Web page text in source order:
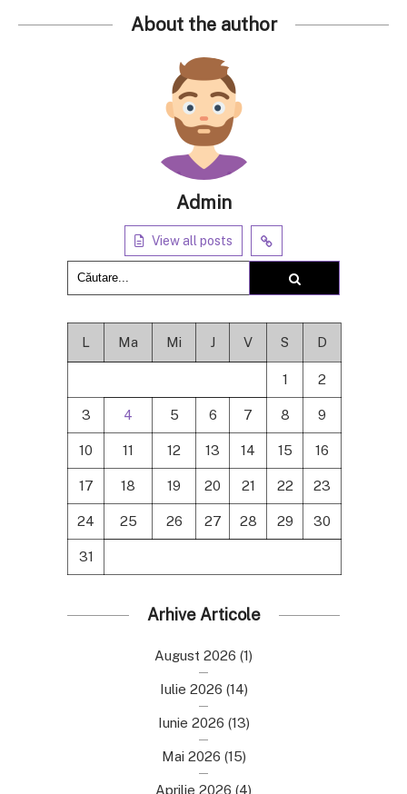
About the author
Admin
View all posts
L Ma Mi J V S D
1 2
3 4 5 6 7 8 9
10 11 12 13 14 15 16
17 18 19 20 21 22 23
24 25 26 27 28 29 30
31
Arhive Articole
August 2026 (1)
Iulie 2026 (14)
Iunie 2026 (13)
Mai 2026 (15)
Aprilie 2026 (4)